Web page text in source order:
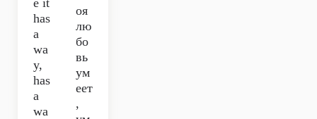
e it
has
a
wa
y,
has
a
wa
оя
лю
бо
вь
ум
еет
,